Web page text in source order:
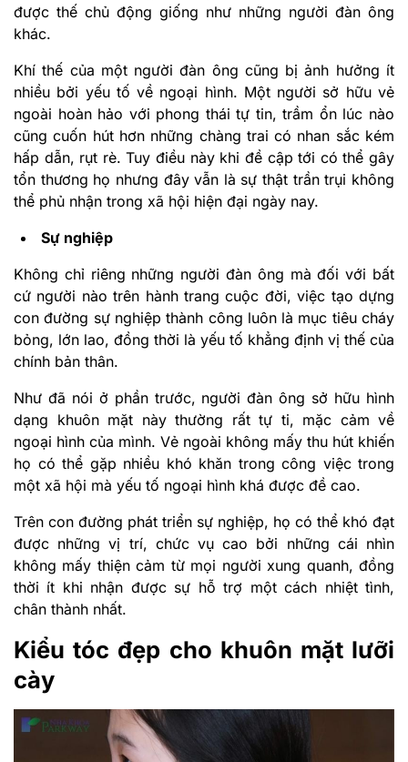
được thế chủ động giống như những người đàn ông
khác.
Khí thế của một người đàn ông cũng bị ảnh hưởng ít
nhiều bởi yếu tố về ngoại hình. Một người sở hữu vẻ
ngoài hoàn hảo với phong thái tự tin, trầm ổn lúc nào
cũng cuốn hút hơn những chàng trai có nhan sắc kém
hấp dẫn, rụt rè. Tuy điều này khi đề cập tới có thể gây
tổn thương họ nhưng đây vẫn là sự thật trần trụi không
thể phủ nhận trong xã hội hiện đại ngày nay.
Sự nghiệp
Không chỉ riêng những người đàn ông mà đối với bất
cứ người nào trên hành trang cuộc đời, việc tạo dựng
con đường sự nghiệp thành công luôn là mục tiêu cháy
bỏng, lớn lao, đồng thời là yếu tố khẳng định vị thế của
chính bản thân.
Như đã nói ở phần trước, người đàn ông sở hữu hình
dạng khuôn mặt này thường rất tự ti, mặc cảm về
ngoại hình của mình. Vẻ ngoài không mấy thu hút khiến
họ có thể gặp nhiều khó khăn trong công việc trong
một xã hội mà yếu tố ngoại hình khá được đề cao.
Trên con đường phát triển sự nghiệp, họ có thể khó đạt
được những vị trí, chức vụ cao bởi những cái nhìn
không mấy thiện cảm từ mọi người xung quanh, đồng
thời ít khi nhận được sự hỗ trợ một cách nhiệt tình,
chân thành nhất.
Kiểu tóc đẹp cho khuôn mặt lưỡi
cày